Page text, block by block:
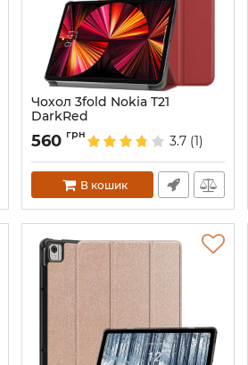
Чохол 3fold Nokia T21
DarkRed
Артикул:687877
560 грн 3.7 (1)
В кошик